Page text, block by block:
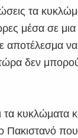
τα
μέσα σε μια
να
τώρα δεν
τα κυκλώματα
Πακιστανό